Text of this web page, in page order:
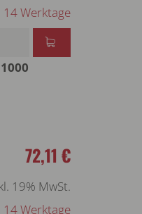
14 Werktage
72,11 €
19% MwSt.
14 Werktage